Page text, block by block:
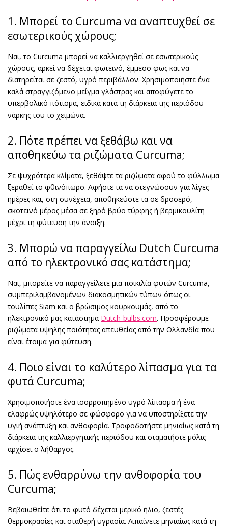
1. Μπορεί το Curcuma να αναπτυχθεί σε
εσωτερικούς χώρους;
Ναι, το Curcuma μπορεί να καλλιεργηθεί σε εσωτερικούς
χώρους, αρκεί να δέχεται φωτεινό, έμμεσο φως και να
διατηρείται σε ζεστό, υγρό περιβάλλον. Χρησιμοποιήστε ένα
καλά στραγγιζόμενο μείγμα γλάστρας και αποφύγετε το
υπερβολικό πότισμα, ειδικά κατά τη διάρκεια της περιόδου
νάρκης του το χειμώνα.
2. Πότε πρέπει να ξεθάβω και να
αποθηκεύω τα ριζώματα Curcuma;
Σε ψυχρότερα κλίματα, ξεθάψτε τα ριζώματα αφού το φύλλωμα
ξεραθεί το φθινόπωρο. Αφήστε τα να στεγνώσουν για λίγες
ημέρες και, στη συνέχεια, αποθηκεύστε τα σε δροσερό,
σκοτεινό μέρος μέσα σε ξηρό βρύο τύρφης ή βερμικουλίτη
μέχρι τη φύτευση την άνοιξη.
3. Μπορώ να παραγγείλω Dutch Curcuma
από το ηλεκτρονικό σας κατάστημα;
Ναι, μπορείτε να παραγγείλετε μια ποικιλία φυτών Curcuma,
συμπεριλαμβανομένων διακοσμητικών τύπων όπως οι
τουλίπες Siam και ο βρώσιμος κουρκουμάς, από το
ηλεκτρονικό μας κατάστημα Dutch-bulbs.com. Προσφέρουμε
ριζώματα υψηλής ποιότητας απευθείας από την Ολλανδία που
είναι έτοιμα για φύτευση.
4. Ποιο είναι το καλύτερο λίπασμα για τα
φυτά Curcuma;
Χρησιμοποιήστε ένα ισορροπημένο υγρό λίπασμα ή ένα
ελαφρώς υψηλότερο σε φώσφορο για να υποστηρίξετε την
υγιή ανάπτυξη και ανθοφορία. Τροφοδοτήστε μηνιαίως κατά τη
διάρκεια της καλλιεργητικής περιόδου και σταματήστε μόλις
αρχίσει ο λήθαργος.
5. Πώς ενθαρρύνω την ανθοφορία του
Curcuma;
Βεβαιωθείτε ότι το φυτό δέχεται μερικό ήλιο, ζεστές
θερμοκρασίες και σταθερή υγρασία. Λιπαίνετε μηνιαίως κατά τη